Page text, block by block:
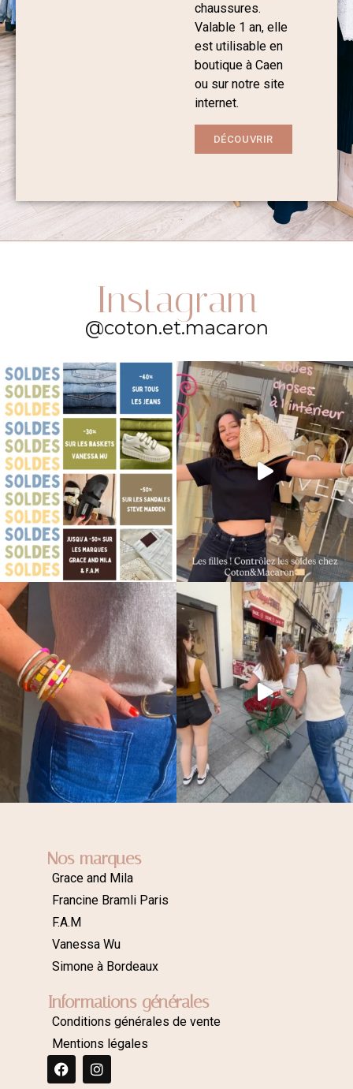
chaussures.
Valable 1 an, elle
est utilisable en
boutique à Caen
ou sur notre site
internet.
DÉCOUVRIR
Instagram
@coton.et.macaron
Nos marques
Grace and Mila
Francine Bramli Paris
F.A.M
Vanessa Wu
Simone à Bordeaux
Informations générales
Conditions générales de vente
Mentions légales